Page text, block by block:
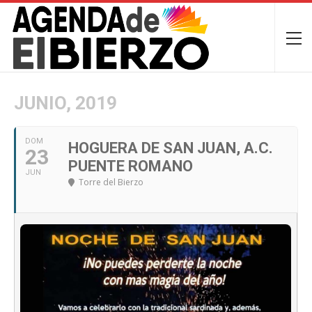
JUNIO, 2019
DOM
23
JUN
HOGUERA DE SAN JUAN, A.C.
PUENTE ROMANO
Torre del Bierzo